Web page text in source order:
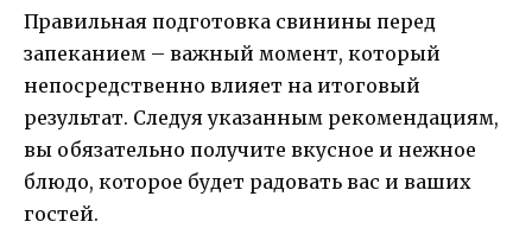
Правильная подготовка свинины перед
запеканием – важный момент, который
непосредственно влияет на итоговый
результат. Следуя указанным рекомендациям,
вы обязательно получите вкусное и нежное
блюдо, которое будет радовать вас и ваших
гостей.